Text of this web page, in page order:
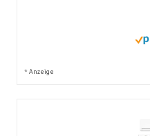
* Anzeige